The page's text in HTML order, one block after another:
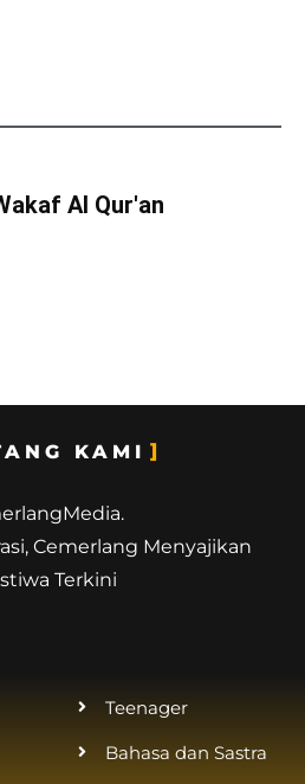
Al Qur'an
KAMI
Cemerlang Menyajikan
Terkini
Teenager
Bahasa dan Sastra